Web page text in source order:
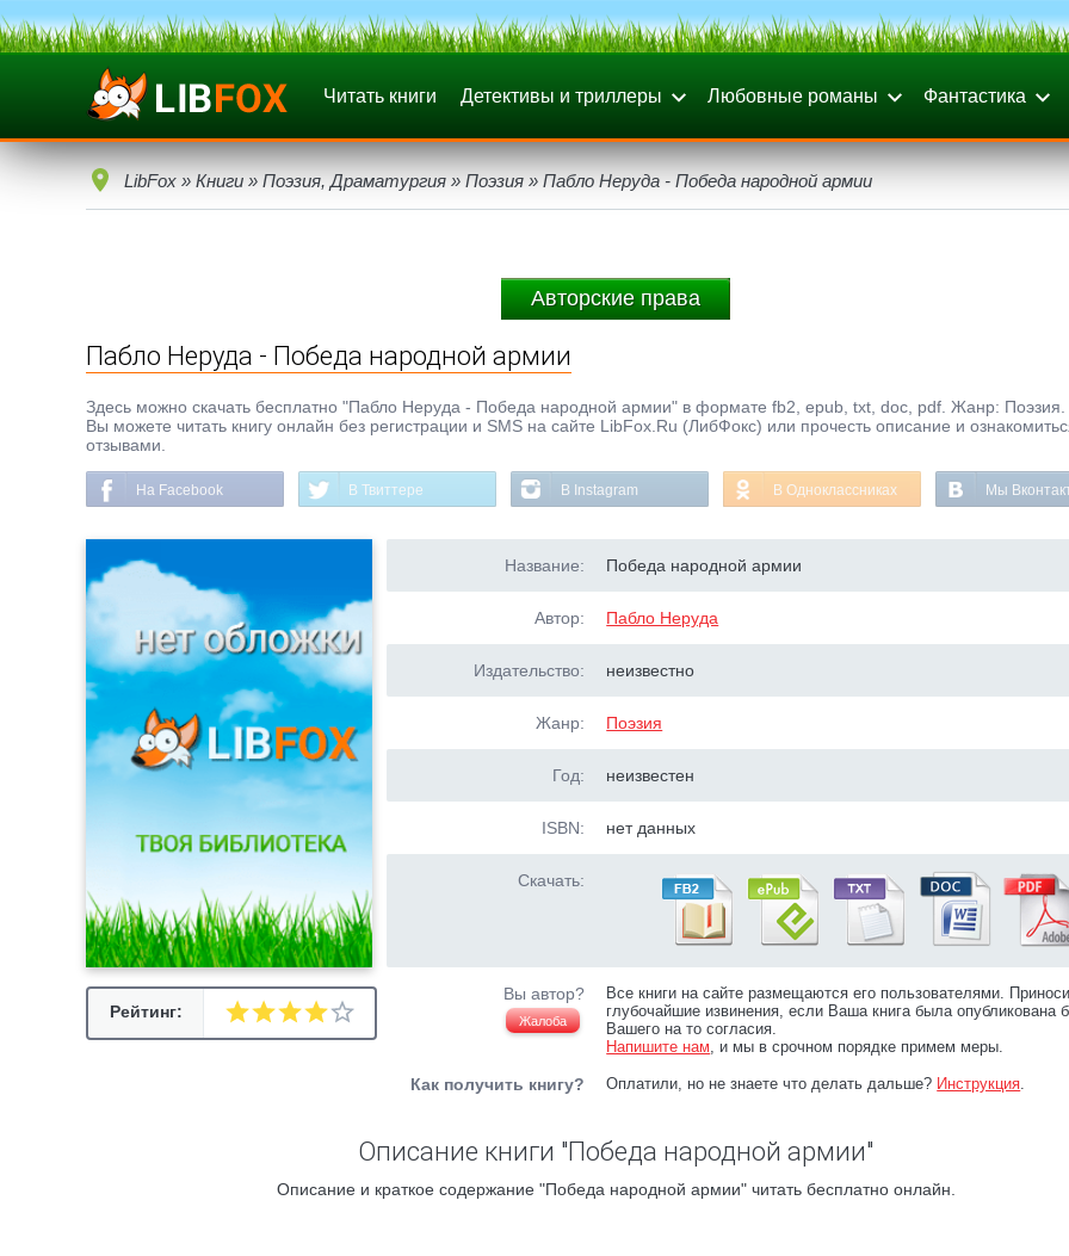
Читать книги Детективы и триллеры Любовные романы Фантастика
LibFox » Книги » Поэзия, Драматургия » Поэзия » Пабло Неруда - Победа народной армии
Авторские права
Пабло Неруда - Победа народной армии
Здесь можно скачать бесплатно "Пабло Неруда - Победа народной армии" в формате fb2, epub, txt, doc, pdf. Жанр: Поэзия.
Вы можете читать книгу онлайн без регистрации и SMS на сайте LibFox.Ru (ЛибФокс) или прочесть описание и
отзывами.
На Facebook В Твиттере В Instagram В Одноклассниках Мы
Рейтинг:
Название: Победа народной армии
Автор: Пабло Неруда
Издательство: неизвестно
Жанр: Поэзия
Год: неизвестен
ISBN: нет данных
Скачать:
Вы автор?
Жалоба
Все книги на сайте размещаются его пользователями.
глубочайшие извинения, если Ваша книга была опубликована
Вашего на то согласия.
Напишите нам, и мы в срочном порядке примем меры.
Как получить книгу? Оплатили, но не знаете что делать дальше? Инструкция.
Описание книги "Победа народной армии"
Описание и краткое содержание "Победа народной армии" читать бесплатно онлайн.